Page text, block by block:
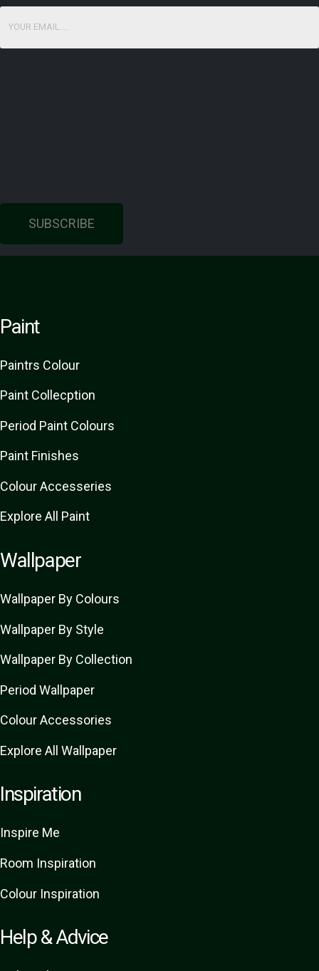
SUBSCRIBE
Paint
Paintrs Colour
Paint Collecption
Period Paint Colours
Paint Finishes
Colour Accesseries
Explore All Paint
Wallpaper
Wallpaper By Colours
Wallpaper By Style
Wallpaper By Collection
Period Wallpaper
Colour Accessories
Explore All Wallpaper
Inspiration
Inspire Me
Room Inspiration
Colour Inspiration
Help & Advice